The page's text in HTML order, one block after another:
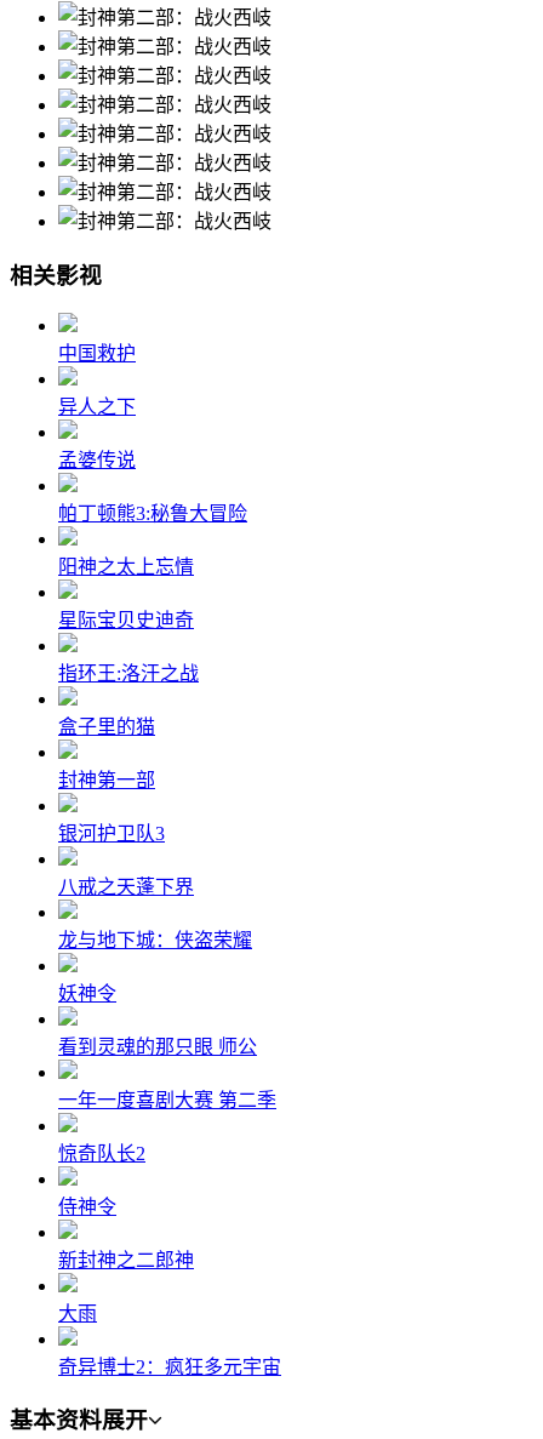
相关影视
中国救护
异人之下
孟婆传说
帕丁顿熊3:秘鲁大冒险
阳神之太上忘情
星际宝贝史迪奇
指环王:洛汗之战
盒子里的猫
封神第一部
银河护卫队3
八戒之天蓬下界
龙与地下城：侠盗荣耀
妖神令
看到灵魂的那只眼 师公
一年一度喜剧大赛 第二季
惊奇队长2
侍神令
新封神之二郎神
大雨
奇异博士2：疯狂多元宇宙
基本资料展开